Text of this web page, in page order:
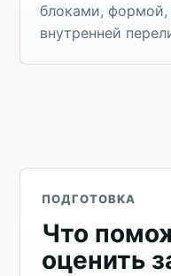
блоками, формой,
внутренней
ПОДГОТОВКА
Что
оценить